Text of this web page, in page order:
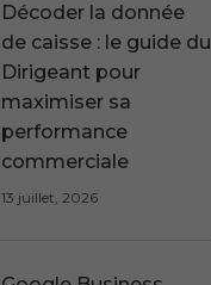
Décoder la donnée
de caisse : le guide du
Dirigeant pour
maximiser sa
performance
commerciale
13 juillet, 2026